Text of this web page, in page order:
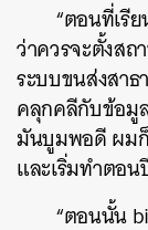
“ตอนที่เรี
ว่าควรจะตั้งสถ
ระบบขนส่งสาธ
คลุกคลีกับข้อมู
มันบูมพอดี ผม
และเริ่มทำตอน
“ตอนนั้น